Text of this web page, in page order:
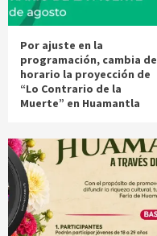
Por ajuste en la
programación, cambia de
horario la proyección de
“Lo Contrario de la
Muerte” en Huamantla